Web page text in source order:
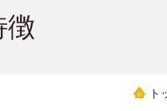
徴
ト